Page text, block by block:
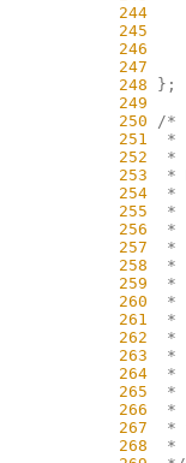
    244
    245
    246
    247
    248
    249
    250
    251
    252
    253
    254
    255
    256
    257
    258
    259
    260
    261
    262
    263
    264
    265
    266
    267
    268